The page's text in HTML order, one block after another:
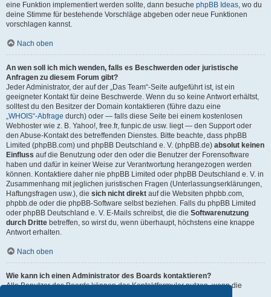
eine Funktion implementiert werden sollte, dann besuche phpBB Ideas, wo du
deine Stimme für bestehende Vorschläge abgeben oder neue Funktionen
vorschlagen kannst.
Nach oben
An wen soll ich mich wenden, falls es Beschwerden oder juristische
Anfragen zu diesem Forum gibt?
Jeder Administrator, der auf der „Das Team“-Seite aufgeführt ist, ist ein
geeigneter Kontakt für deine Beschwerde. Wenn du so keine Antwort erhältst,
solltest du den Besitzer der Domain kontaktieren (führe dazu eine
„WHOIS“-Abfrage durch) oder — falls diese Seite bei einem kostenlosen
Webhoster wie z. B. Yahoo!, free.fr, funpic.de usw. liegt — den Support oder
den Abuse-Kontakt des betreffenden Dienstes. Bitte beachte, dass phpBB
Limited (phpBB.com) und phpBB Deutschland e. V. (phpBB.de) absolut keinen
Einfluss auf die Benutzung oder den oder die Benutzer der Forensoftware
haben und dafür in keiner Weise zur Verantwortung herangezogen werden
können. Kontaktiere daher nie phpBB Limited oder phpBB Deutschland e. V. in
Zusammenhang mit jeglichen juristischen Fragen (Unterlassungserklärungen,
Haftungsfragen usw.), die sich nicht direkt auf die Websiten phpbb.com,
phpbb.de oder die phpBB-Software selbst beziehen. Falls du phpBB Limited
oder phpBB Deutschland e. V. E-Mails schreibst, die die Softwarenutzung
durch Dritte betreffen, so wirst du, wenn überhaupt, höchstens eine knappe
Antwort erhalten.
Nach oben
Wie kann ich einen Administrator des Boards kontaktieren?
Alle Benutzer des Boards können das Kontaktformular nutzen, wenn die